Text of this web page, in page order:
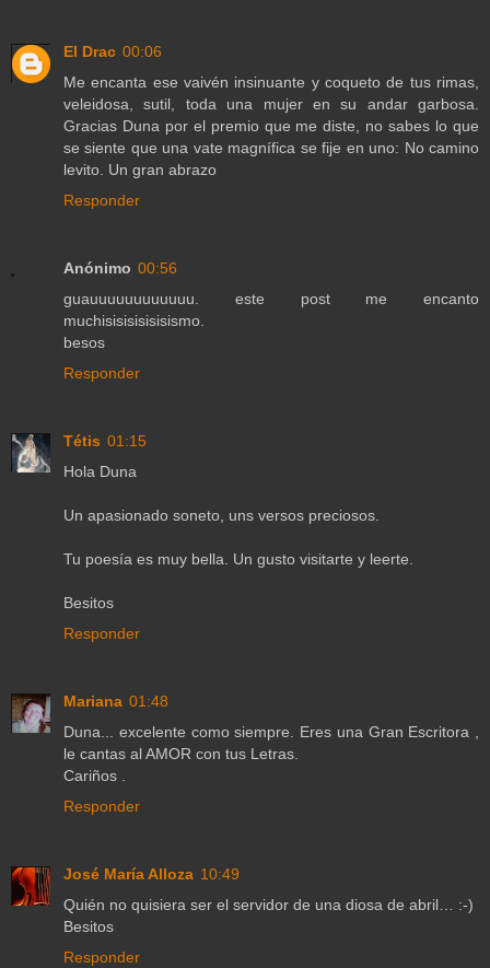
El Drac 00:06
Me encanta ese vaivén insinuante y coqueto de tus rimas,
veleidosa, sutil, toda una mujer en su andar garbosa.
Gracias Duna por el premio que me diste, no sabes lo que
se siente que una vate magnífica se fije en uno: No camino
levito. Un gran abrazo
Responder
Anónimo 00:56
guauuuuuuuuuuuu. este post me encanto
muchisisisisisisismo.
besos
Responder
Tétis 01:15
Hola Duna
Un apasionado soneto, uns versos preciosos.
Tu poesía es muy bella. Un gusto visitarte y leerte.
Besitos
Responder
Mariana 01:48
Duna... excelente como siempre. Eres una Gran Escritora ,
le cantas al AMOR con tus Letras.
Cariños .
Responder
José María Alloza 10:49
Quién no quisiera ser el servidor de una diosa de abril… :-)
Besitos
Responder